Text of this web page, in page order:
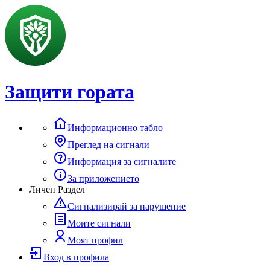
Защити гората
Информационно табло
Преглед на сигнали
Информация за сигналите
За приложението
Личен Раздел
Сигнализирай за нарушение
Моите сигнали
Моят профил
Вход в профила